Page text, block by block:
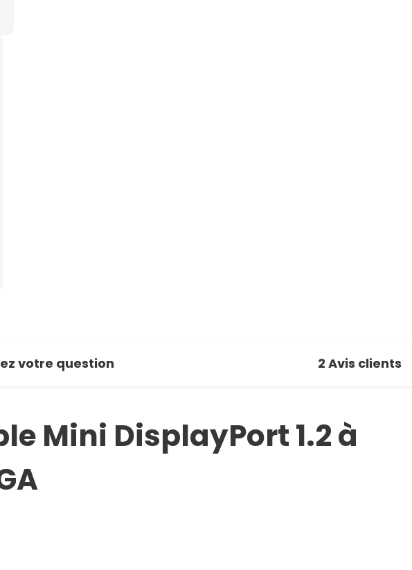
votre question 2 Avis clients
Mini DisplayPort 1.2 à